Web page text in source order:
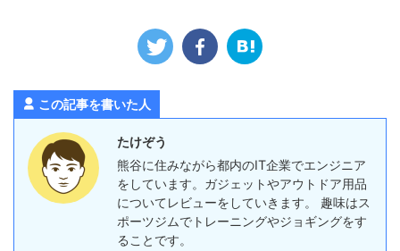
この記事を書いた人
たけぞう
熊谷に住みながら都内のIT企業でエンジニア
をしています。ガジェットやアウトドア用品
についてレビューをしていきます。 趣味はス
ポーツジムでトレーニングやジョギングをす
ることです。